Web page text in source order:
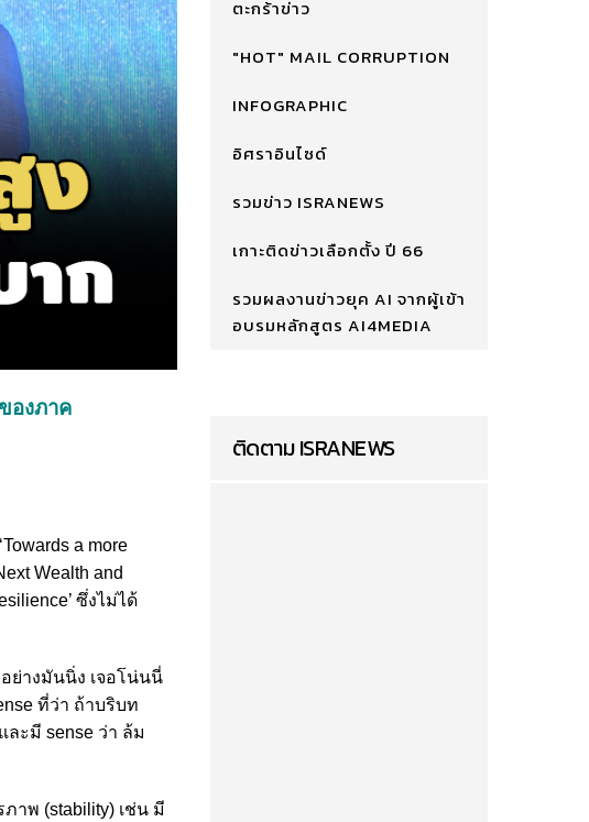
องภาค
a more
Wealth and
ซึ่งไม่ได้
ย่างมันนิ่ง เจอโน่นนี่
ที่ว่า ถ้าบริบท
ะมี sense ว่า ล้ม
าพ (stability) เช่น มี
ตะกร้าข่าว
"HOT" MAIL CORRUPTION
INFOGRAPHIC
อิศราอินไซด์
รวมข่าว ISRANEWS
เกาะติดข่าวเลือกตั้ง ปี 66
รวมผลงานข่าวยุค AI จากผู้เข้า
อบรมหลักสูตร AI4MEDIA
ติดตาม ISRANEWS